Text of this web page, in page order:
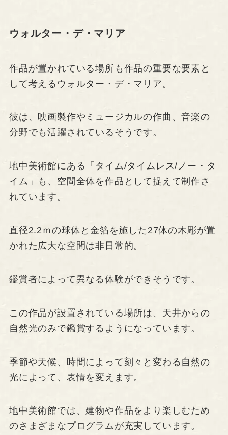
ウォルター・デ・マリア
作品が置かれている場所も作品の重要な要素と
して考えるウォルター・デ・マリア。
彼は、映画製作やミュージカルの作曲、音楽の
分野でも活躍されているそうです。
地中美術館にある「タイム/タイムレス/ノー・タ
イム」も、空間全体を作品として捉えて制作さ
れています。
直径2.2ｍの球体と金箔を施した27体の木彫が置
かれた広大な空間は非日常的。
鑑賞者によって異なる体験ができそうです。
この作品が設置されている場所は、天井からの
自然光のみで鑑賞するようになっています。
季節や天候、時間によって刻々と変わる自然の
光によって、表情を変えます。
地中美術館では、建物や作品をより楽しむため
のさまざまなプログラムが充実しています。